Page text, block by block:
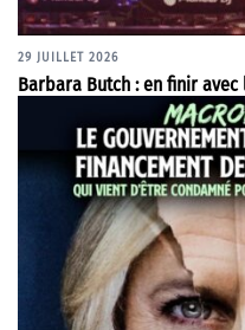
29 JUILLET 2026
Barbara Butch : en finir avec